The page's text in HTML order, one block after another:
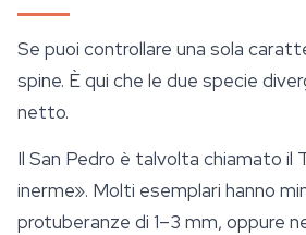
Se puoi controllare una sola
spine. È qui che le due specie
netto.
Il San Pedro è talvolta chiamato il
inerme». Molti esemplari hanno
protuberanze di 1–3 mm, oppure